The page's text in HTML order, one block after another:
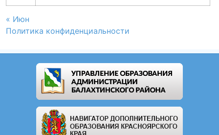
« Июн
Политика конфиденциальности